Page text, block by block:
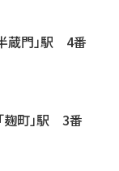
蔵門」駅 4番
」駅 3番